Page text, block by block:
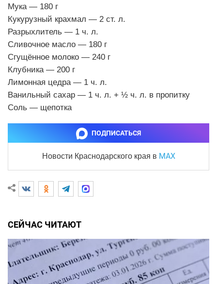
Мука — 180 г
Кукурузный крахмал — 2 ст. л.
Разрыхлитель — 1 ч. л.
Сливочное масло — 180 г
Сгущённое молоко — 240 г
Клубника — 200 г
Лимонная цедра — 1 ч. л.
Ванильный сахар — 1 ч. л. + ½ ч. л. в пропитку
Соль — щепотка
ПОДПИСАТЬСЯ
Новости Краснодарского края в MAX
СЕЙЧАС ЧИТАЮТ